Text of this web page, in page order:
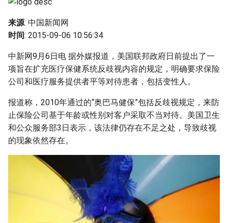
n
g
s
e
a
r
c
来源: 中国新闻网
时间: 2015-09-06 10:56:34
中新网9月6日电 据外媒报道，美国联邦政府日前提出了一
项旨在扩充医疗保健系统反歧视内容的规定，明确要求保险
公司和医疗服务提供者平等对待患者，包括变性人。
报道称，2010年通过的“奥巴马健保”包括反歧视规定，来防
止保险公司基于年龄或性别对客户采取不当对待。美国卫生
和公众服务部3日表示，该法律仍存在不足之处，导致歧视
的现象依然存在。